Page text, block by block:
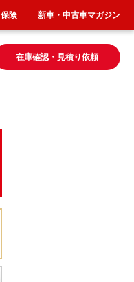
在庫確認・見積り依頼
保険 新車・中古車マガジン